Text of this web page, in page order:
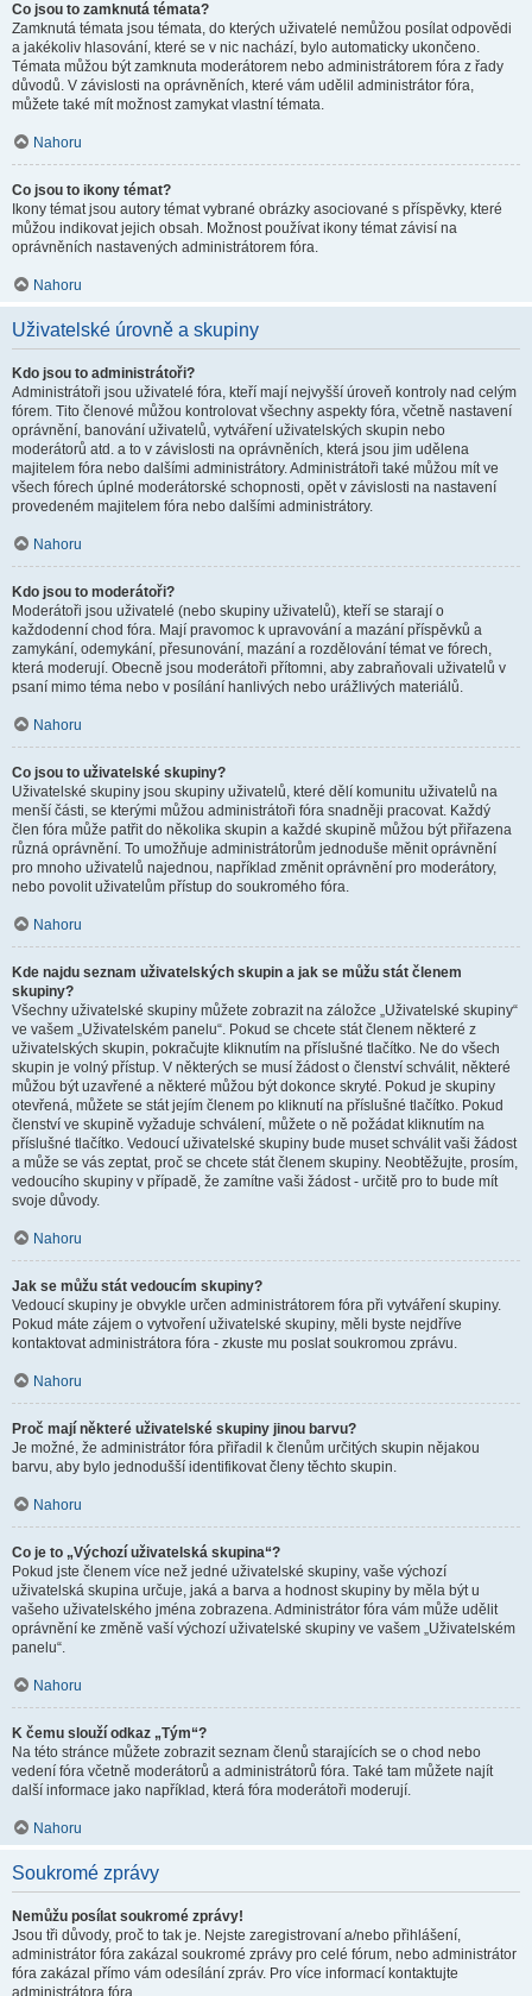
Co jsou to zamknutá témata?
Zamknutá témata jsou témata, do kterých uživatelé nemůžou posílat odpovědi
a jakékoliv hlasování, které se v nic nachází, bylo automaticky ukončeno.
Témata můžou být zamknuta moderátorem nebo administrátorem fóra z řady
důvodů. V závislosti na oprávněních, které vám udělil administrátor fóra,
můžete také mít možnost zamykat vlastní témata.
Nahoru
Co jsou to ikony témat?
Ikony témat jsou autory témat vybrané obrázky asociované s příspěvky, které
můžou indikovat jejich obsah. Možnost používat ikony témat závisí na
oprávněních nastavených administrátorem fóra.
Nahoru
Uživatelské úrovně a skupiny
Kdo jsou to administrátoři?
Administrátoři jsou uživatelé fóra, kteří mají nejvyšší úroveň kontroly nad celým
fórem. Tito členové můžou kontrolovat všechny aspekty fóra, včetně nastavení
oprávnění, banování uživatelů, vytváření uživatelských skupin nebo
moderátorů atd. a to v závislosti na oprávněních, která jsou jim udělena
majitelem fóra nebo dalšími administrátory. Administrátoři také můžou mít ve
všech fórech úplné moderátorské schopnosti, opět v závislosti na nastavení
provedeném majitelem fóra nebo dalšími administrátory.
Nahoru
Kdo jsou to moderátoři?
Moderátoři jsou uživatelé (nebo skupiny uživatelů), kteří se starají o
každodenní chod fóra. Mají pravomoc k upravování a mazání příspěvků a
zamykání, odemykání, přesunování, mazání a rozdělování témat ve fórech,
která moderují. Obecně jsou moderátoři přítomni, aby zabraňovali uživatelů v
psaní mimo téma nebo v posílání hanlivých nebo urážlivých materiálů.
Nahoru
Co jsou to uživatelské skupiny?
Uživatelské skupiny jsou skupiny uživatelů, které dělí komunitu uživatelů na
menší části, se kterými můžou administrátoři fóra snadněji pracovat. Každý
člen fóra může patřit do několika skupin a každé skupině můžou být přiřazena
různá oprávnění. To umožňuje administrátorům jednoduše měnit oprávnění
pro mnoho uživatelů najednou, například změnit oprávnění pro moderátory,
nebo povolit uživatelům přístup do soukromého fóra.
Nahoru
Kde najdu seznam uživatelských skupin a jak se můžu stát členem
skupiny?
Všechny uživatelské skupiny můžete zobrazit na záložce „Uživatelské skupiny“
ve vašem „Uživatelském panelu“. Pokud se chcete stát členem některé z
uživatelských skupin, pokračujte kliknutím na příslušné tlačítko. Ne do všech
skupin je volný přístup. V některých se musí žádost o členství schválit, některé
můžou být uzavřené a některé můžou být dokonce skryté. Pokud je skupiny
otevřená, můžete se stát jejím členem po kliknutí na příslušné tlačítko. Pokud
členství ve skupině vyžaduje schválení, můžete o ně požádat kliknutím na
příslušné tlačítko. Vedoucí uživatelské skupiny bude muset schválit vaši žádost
a může se vás zeptat, proč se chcete stát členem skupiny. Neobtěžujte, prosím,
vedoucího skupiny v případě, že zamítne vaši žádost - určitě pro to bude mít
svoje důvody.
Nahoru
Jak se můžu stát vedoucím skupiny?
Vedoucí skupiny je obvykle určen administrátorem fóra při vytváření skupiny.
Pokud máte zájem o vytvoření uživatelské skupiny, měli byste nejdříve
kontaktovat administrátora fóra - zkuste mu poslat soukromou zprávu.
Nahoru
Proč mají některé uživatelské skupiny jinou barvu?
Je možné, že administrátor fóra přiřadil k členům určitých skupin nějakou
barvu, aby bylo jednodušší identifikovat členy těchto skupin.
Nahoru
Co je to „Výchozí uživatelská skupina“?
Pokud jste členem více než jedné uživatelské skupiny, vaše výchozí
uživatelská skupina určuje, jaká a barva a hodnost skupiny by měla být u
vašeho uživatelského jména zobrazena. Administrátor fóra vám může udělit
oprávnění ke změně vaší výchozí uživatelské skupiny ve vašem „Uživatelském
panelu“.
Nahoru
K čemu slouží odkaz „Tým“?
Na této stránce můžete zobrazit seznam členů starajících se o chod nebo
vedení fóra včetně moderátorů a administrátorů fóra. Také tam můžete najít
další informace jako například, která fóra moderátoři moderují.
Nahoru
Soukromé zprávy
Nemůžu posílat soukromé zprávy!
Jsou tři důvody, proč to tak je. Nejste zaregistrovaní a/nebo přihlášení,
administrátor fóra zakázal soukromé zprávy pro celé fórum, nebo administrátor
fóra zakázal přímo vám odesílání zpráv. Pro více informací kontaktujte
administrátora fóra.